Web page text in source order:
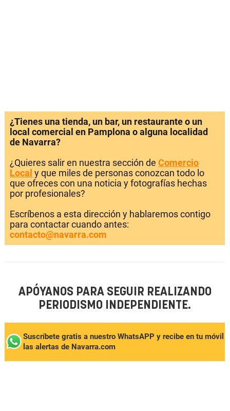
¿Tienes una tienda, un bar, un restaurante o un
local comercial en Pamplona o alguna localidad
de Navarra?
¿Quieres salir en nuestra sección de Comercio
Local y que miles de personas conozcan todo lo
que ofreces con una noticia y fotografías hechas
por profesionales?
Escríbenos a esta dirección y hablaremos contigo
para contactar cuando antes:
contacto@navarra.com
APÓYANOS PARA SEGUIR REALIZANDO
PERIODISMO INDEPENDIENTE.
Suscríbete gratis a nuestro WhatsAPP y recibe en tu móvil
las alertas de Navarra.com